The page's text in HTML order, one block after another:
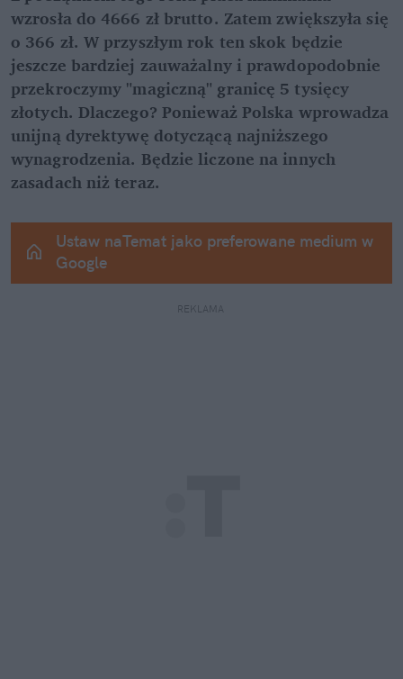
wzrosła do 4666 zł brutto. Zatem zwiększyła się
o 366 zł. W przyszłym rok ten skok będzie
jeszcze bardziej zauważalny i prawdopodobnie
przekroczymy "magiczną" granicę 5 tysięcy
złotych. Dlaczego? Ponieważ Polska wprowadza
unijną dyrektywę dotyczącą najniższego
wynagrodzenia. Będzie liczone na innych
zasadach niż teraz.
Ustaw naTemat jako preferowane medium w
Google
REKLAMA